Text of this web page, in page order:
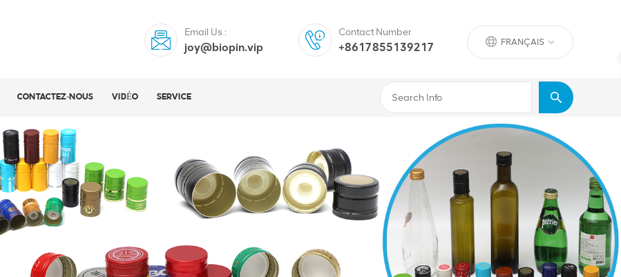
FRANÇAIS
Email Us :
joy@biopin.vip
Contact Number
+8617855139217
CONTACTEZ-NOUS VIDÉO SERVICE